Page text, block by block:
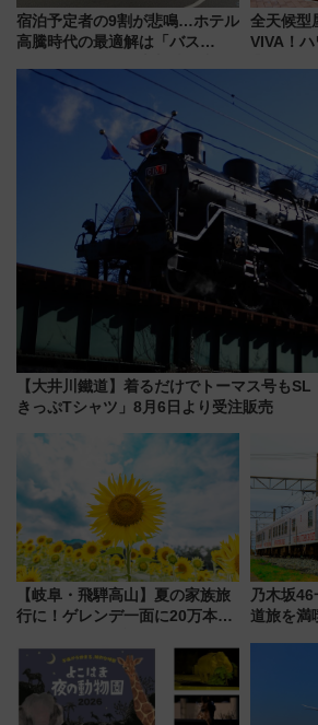
宿泊予定者の9割が悲鳴…ホテル
高騰時代の最適解は「バス
した、推し活遠征や観光時のリ
アルな懐事情
全天候型
VIVA！
代が一
【大井川鐵道】着るだけでトーマス号も
きっぷTシャツ」8月6日より受注販売
【岐阜・飛騨高山】夏の家族旅
行に！ゲレンデ一面に20万本の
アひまわり園」開園
乃木坂
道旅を満
府･柳川